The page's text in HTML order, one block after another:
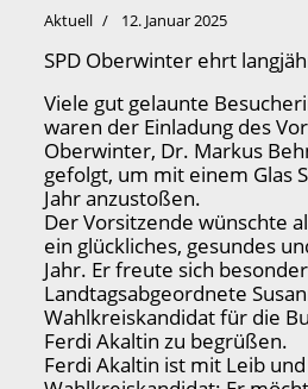
Aktuell 12. Januar 2025
SPD Oberwinter ehrt
Viele gut gelaunte
waren der Einladung des
Oberwinter, Dr. Markus
gefolgt, um mit einem Glas
Jahr anzustoßen.
Der Vorsitzende wünschte
ein glückliches, gesundes
Jahr. Er freute sich
Landtagsabgeordnete
Wahlkreiskandidat für die
Ferdi Akaltin zu begrüßen.
Ferdi Akaltin ist mit Leib